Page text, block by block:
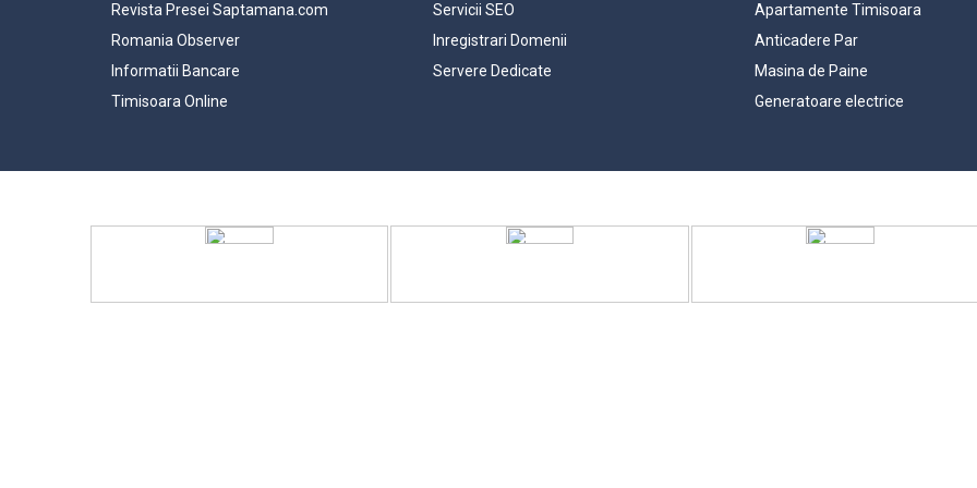
Revista Presei Saptamana.com
Romania Observer
Informatii Bancare
Timisoara Online
Servicii SEO
Inregistrari Domenii
Servere Dedicate
Apartamente Timisoara
Anticadere Par
Masina de Paine
Generatoare electrice